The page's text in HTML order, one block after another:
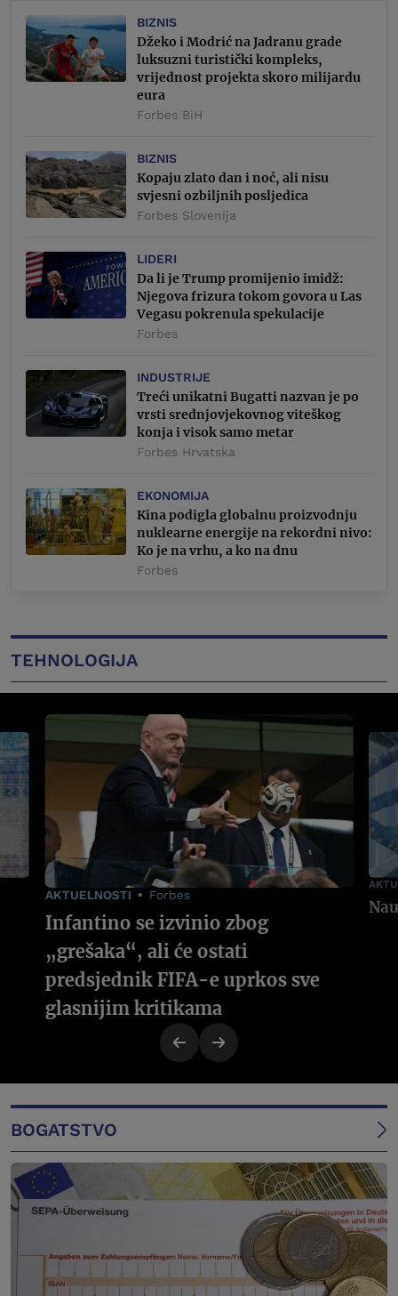
BIZNIS
Džeko i Modrić na Jadranu grade
luksuzni turistički kompleks,
vrijednost projekta skoro milijardu
eura
Forbes BiH
BIZNIS
Kopaju zlato dan i noć, ali nisu
svjesni ozbiljnih posljedica
Forbes Slovenija
LIDERI
Da li je Trump promijenio imidž:
Njegova frizura tokom govora u Las
Vegasu pokrenula spekulacije
Forbes
INDUSTRIJE
Treći unikatni Bugatti nazvan je po
vrsti srednjovjekovnog viteškog
konja i visok samo metar
Forbes Hrvatska
EKONOMIJA
Kina podigla globalnu proizvodnju
nuklearne energije na rekordni nivo:
Ko je na vrhu, a ko na dnu
Forbes
TEHNOLOGIJA
AKTUELNOSTI Forbes
Infantino se izvinio zbog
„grešaka“, ali će ostati
predsjednik FIFA-e uprkos sve
glasnijim kritikama
BOGATSTVO